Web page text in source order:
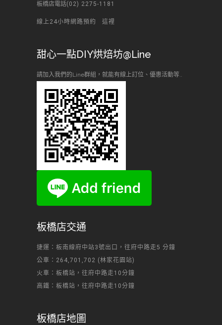
板橋店電話(02) 2275-1181
線上24小時網路預約 這裡
甜心一點DIY烘焙坊@Line
請加入我們的Line群組，就能有線上訂位、優惠活動等..
板橋店交通
捷運：板南線府中站3號出口，往府中路走5 分鐘
公車：264,701,702 (林家花園站)
火車：板橋站，往府中路走10分鐘
高鐵：板橋站，往府中路走10分鐘
板橋店地圖